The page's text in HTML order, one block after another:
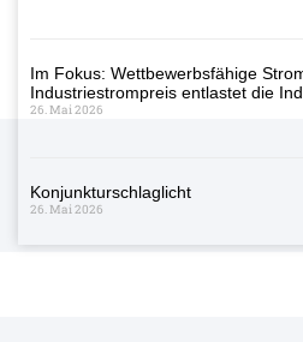
Im Fokus: Wettbewerbsfähige
Industriestrompreis entlastet die
26. Mai 2026
Konjunkturschlaglicht
26. Mai 2026